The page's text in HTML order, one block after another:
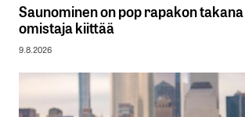
Saunominen on pop rapakon
omistaja kiittää
9.8.2026